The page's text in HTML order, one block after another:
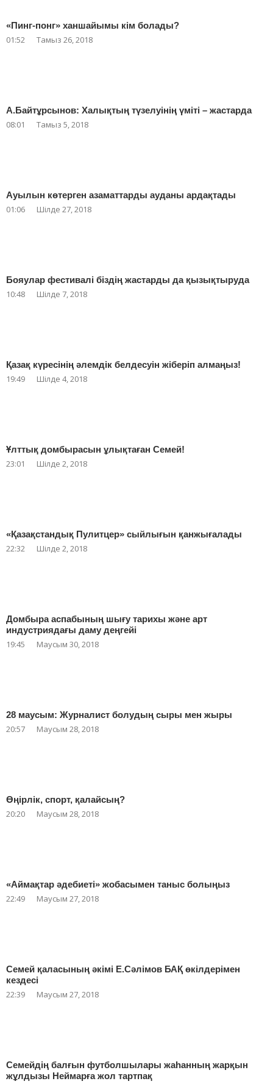
«Пинг-понг» ханшайымы кім болады?
01:52 Тамыз 26, 2018
А.Байтұрсынов: Халықтың түзелуінің үміті – жастарда
08:01 Тамыз 5, 2018
Ауылын көтерген азаматтарды ауданы ардақтады
01:06 Шілде 27, 2018
Бояулар фестивалі біздің жастарды да қызықтыруда
10:48 Шілде 7, 2018
Қазақ күресінің әлемдік белдесуін жіберіп алмаңыз!
19:49 Шілде 4, 2018
Ұлттық домбырасын ұлықтаған Семей!
23:01 Шілде 2, 2018
«Қазақстандық Пулитцер» сыйлығын қанжығалады
22:32 Шілде 2, 2018
Домбыра аспабының шығу тарихы және арт
индустриядағы даму деңгейі
19:45 Маусым 30, 2018
28 маусым: Журналист болудың сыры мен жыры
20:57 Маусым 28, 2018
Өңірлік, спорт, қалайсың?
20:20 Маусым 28, 2018
«Аймақтар әдебиеті» жобасымен таныс болыңыз
22:49 Маусым 27, 2018
Семей қаласының әкімі Е.Сәлімов БАҚ өкілдерімен
кездесі
22:39 Маусым 27, 2018
Семейдің балғын футболшылары жаһанның жарқын
жұлдызы Неймарға жол тартпақ